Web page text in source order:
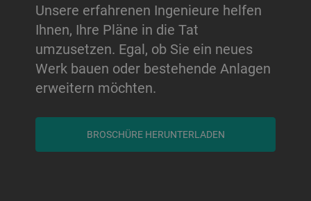
Unsere erfahrenen Ingenieure helfen
Ihnen, Ihre Pläne in die Tat
umzusetzen. Egal, ob Sie ein neues
Werk bauen oder bestehende Anlagen
erweitern möchten.
BROSCHÜRE HERUNTERLADEN